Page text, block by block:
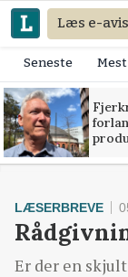
Læs e-
Seneste
LÆSERBREVE
Er der en